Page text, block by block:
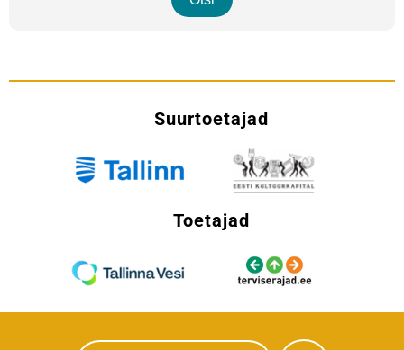
Suurtoetajad
Toetajad